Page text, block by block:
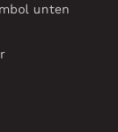
unten